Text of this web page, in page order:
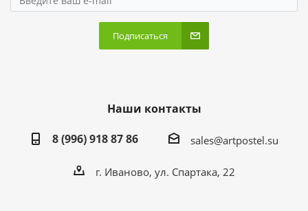
Подписаться
Наши контакты
8 (996) 918 87 86
sales@artpostel.su
г. Иваново, ул. Спартака, 22